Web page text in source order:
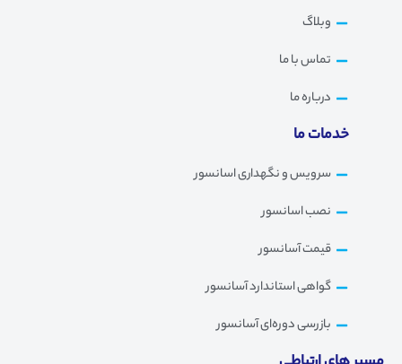
وبلاگ
تماس با ما
درباره ما
خدمات ما
سرویس و نگهداری اسانسور
نصب اسانسور
قیمت آسانسور
گواهی استاندارد آسانسور
بازرسی دوره‌ای آسانسور